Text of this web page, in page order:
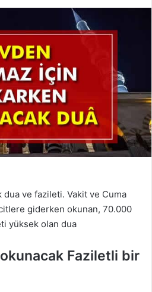
dua ve fazileti. Vakit ve Cuma
giderken okunan, 70.000
yüksek olan dua
Faziletli bir